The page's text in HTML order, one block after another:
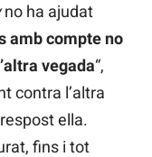
no ha ajudat
amb compte no
vegada“,
contra l’altra
ella.
fins i tot